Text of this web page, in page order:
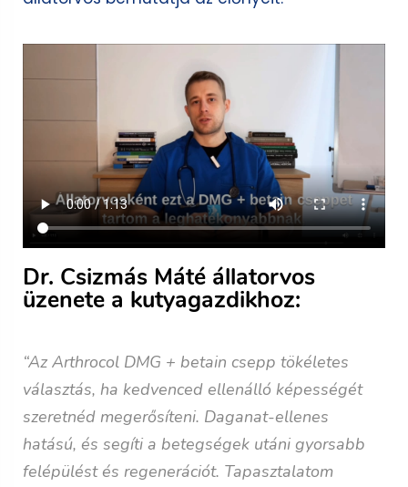
Dr. Csizmás Máté állatorvos
üzenete a kutyagazdikhoz:
“Az Arthrocol DMG + betain csepp tökéletes
választás, ha kedvenced ellenálló képességét
szeretnéd megerősíteni. Daganat-ellenes
hatású, és segíti a betegségek utáni gyorsabb
felépülést és regenerációt. Tapasztalatom